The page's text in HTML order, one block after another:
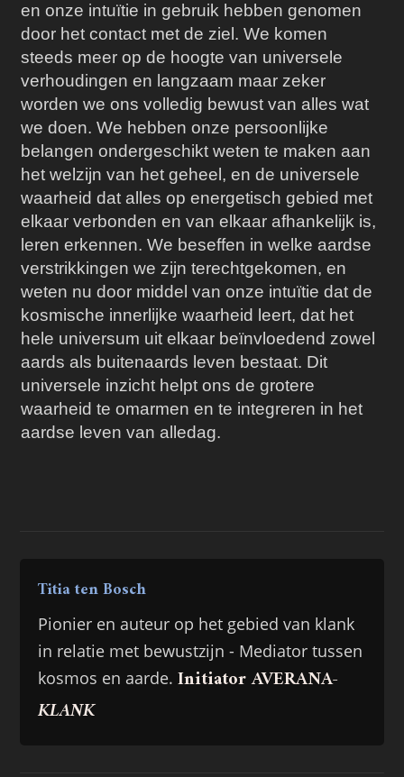
en onze intuïtie in gebruik hebben genomen
door het contact met de ziel. We komen
steeds meer op de hoogte van universele
verhoudingen en langzaam maar zeker
worden we ons volledig bewust van alles wat
we doen. We hebben onze persoonlijke
belangen ondergeschikt weten te maken aan
het welzijn van het geheel, en de universele
waarheid dat alles op energetisch gebied met
elkaar verbonden en van elkaar afhankelijk is,
leren erkennen. We beseffen in welke aardse
verstrikkingen we zijn terechtgekomen, en
weten nu door middel van onze intuïtie dat de
kosmische innerlijke waarheid leert, dat het
hele universum uit elkaar beïnvloedend zowel
aards als buitenaards leven bestaat. Dit
universele inzicht helpt ons de grotere
waarheid te omarmen en te integreren in het
aardse leven van alledag.
Titia ten Bosch
Pionier en auteur op het gebied van klank
in relatie met bewustzijn - Mediator tussen
kosmos en aarde.Initiator AVERANA-
KLANK